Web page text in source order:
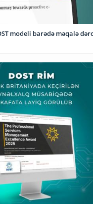
modeli barədə məqalə